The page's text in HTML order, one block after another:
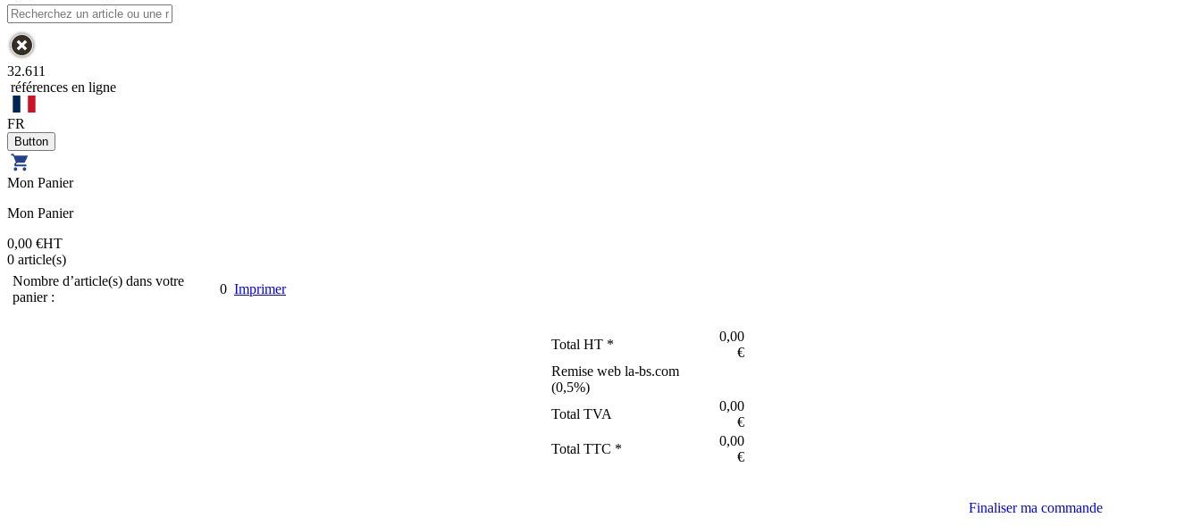
32.611
références en ligne
FR
Mon Panier
Mon Panier
0,00 €HT
0 article(s)
Nombre d’article(s) dans votre
panier :
0 Imprimer
Total HT *
0,00
€
Remise web la-bs.com
(0,5%)
Total TVA
0,00
€
Total TTC *
0,00
€
Finaliser ma commande